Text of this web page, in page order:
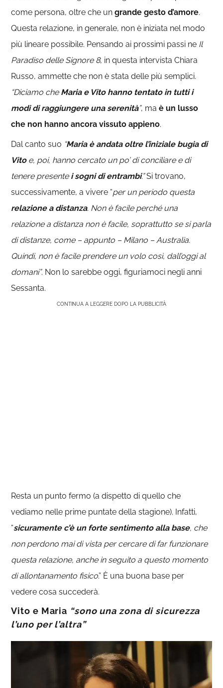
come persona, oltre che ungrande gesto d’amore.
Questa relazione, in generale, non è iniziata nel modo
più lineare possibile. Pensando ai prossimi passi ne Il
Paradiso delle Signore 8, in questa intervista Chiara
Russo, ammette che non è stata delle più semplici.
“Diciamo che Maria e Vito hanno tentato in tutti i
modi di raggiungere una serenità”, maè un lusso
che non hanno ancora vissuto appieno.
Dal canto suo “Maria è andata oltre l’iniziale bugia di
Vitoe, poi, hanno cercato un po’ di conciliare e di
tenere presente i sogni di entrambi.”Si trovano,
successivamente, a vivere “per un periodo questa
relazione a distanza. Non è facile perché una
relazione a distanza non è facile, soprattutto se si parla
di distanze, come – appunto – Milano – Australia.
Quindi, non è facile prendere un volo così, dall’oggi al
domani”. Non lo sarebbe oggi, figuriamoci negli anni
Sessanta.
CONTINUA A LEGGERE DOPO LA PUBBLICITÀ
Resta un punto fermo (a dispetto di quello che
vediamo nelle prime puntate della stagione). Infatti,
“sicuramente c’è un forte sentimento alla base, che
non perdono mai di vista per cercare di far funzionare
questa relazione, anche in seguito a questo momento
di allontanamento fisico.” È una buona base per
vedere cosa succederà.
Vito e Maria “sono una zona di sicurezza
l’uno per l’altra”